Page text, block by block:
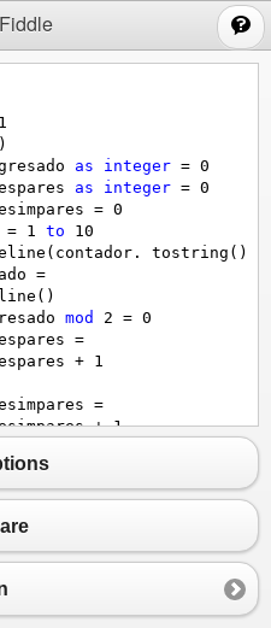
as integer = 0
as integer = 0
= 0
= 1 to
10
( contador . tostring ()
=
()
mod 2 = 0
=
+ 1
=
+ 1
("Los numeros pares son